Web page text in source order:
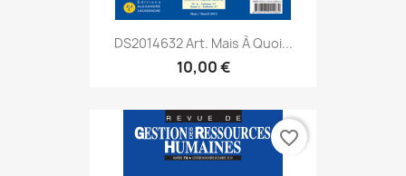
DS2014632 Art. Mais À Quoi...
10,00 €
favorite_border